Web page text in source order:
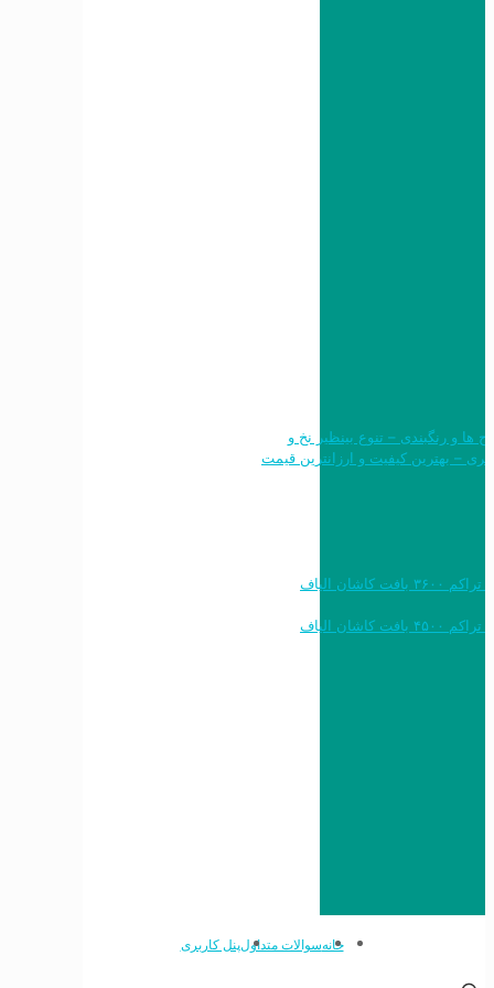
طرح ها و رنگبندی – تنوع بینظیر نخ و
خرید به قیمت فرش ماشینی ۱۲۰۰ شانه تراکم ۳۶۰۰ بافت کاشان الیاف
خرید به قیمت فرش ماشینی ۱۵۰۰ شانه تراکم ۴۵۰۰ بافت کاشان الیاف
خانهسوالات متداولپنل کاربری